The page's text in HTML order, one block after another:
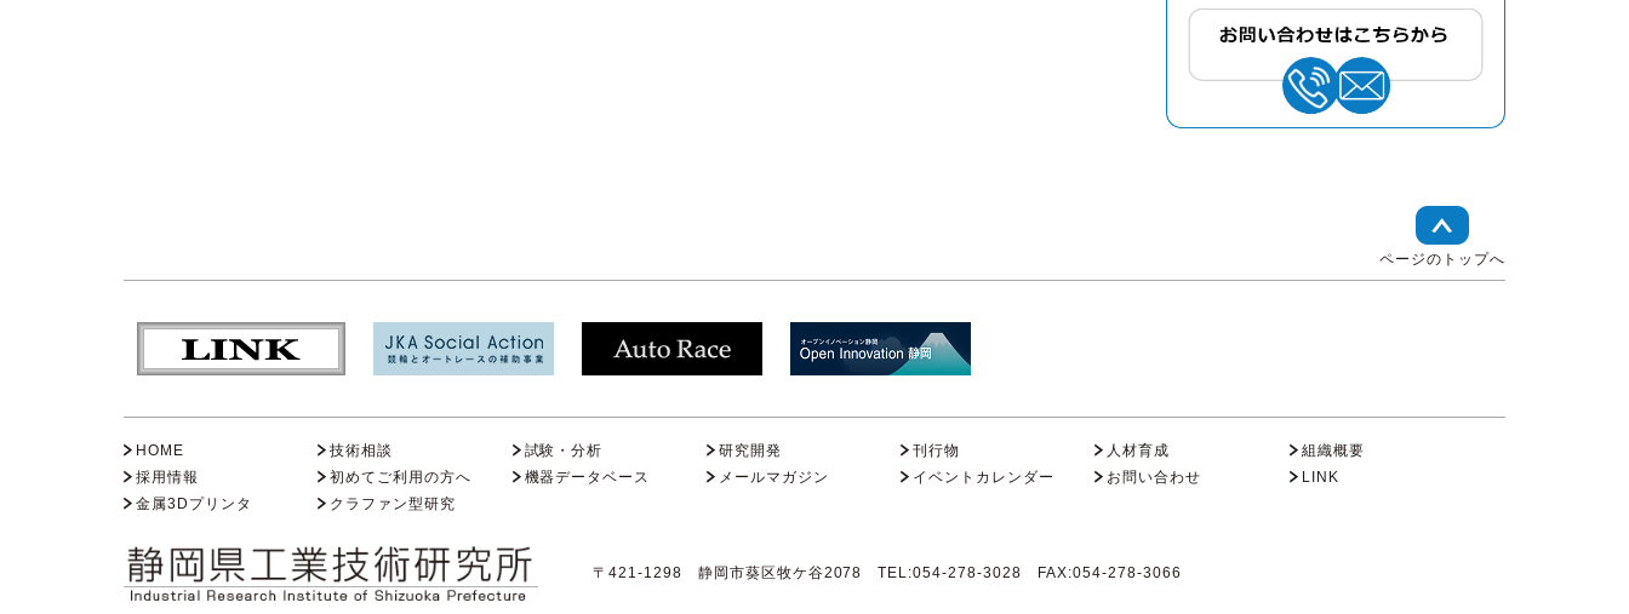
ページのトップへ
HOME 技術相談 試験・分析 研究開発 刊行物 人材育成
組織概要
採用情報
初めてご利用の方へ 機器データベース メールマガジン イベントカレンダー お問い合わせ
LINK
金属3Dプリンタ
クラファン型研究
〒421-1298 静岡市葵区牧ケ谷2078 TEL:054-278-3028 FAX:054-278-3066